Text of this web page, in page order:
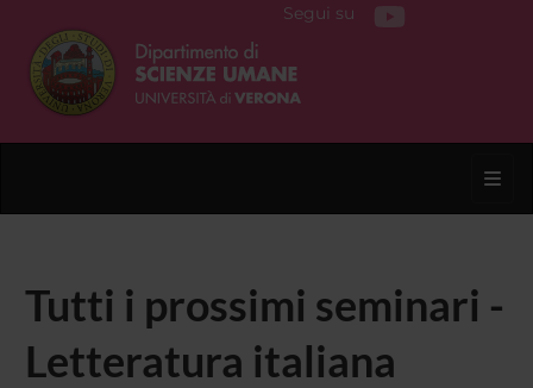
Segui su
Tutti i prossimi seminari -
Letteratura italiana